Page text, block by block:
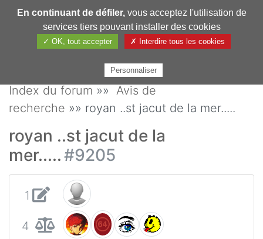
Pharmechange
Index du forum »» Avis de
recherche »» royan ..st jacut de la mer.....
royan ..st jacut de la
mer.....#9205
1
4
En continuant de défiler,vous acceptez l'utilisation de
services tiers pouvant installer des cookies
✓ OK, tout accepter ✗ Interdire tous les cookies
Personnaliser